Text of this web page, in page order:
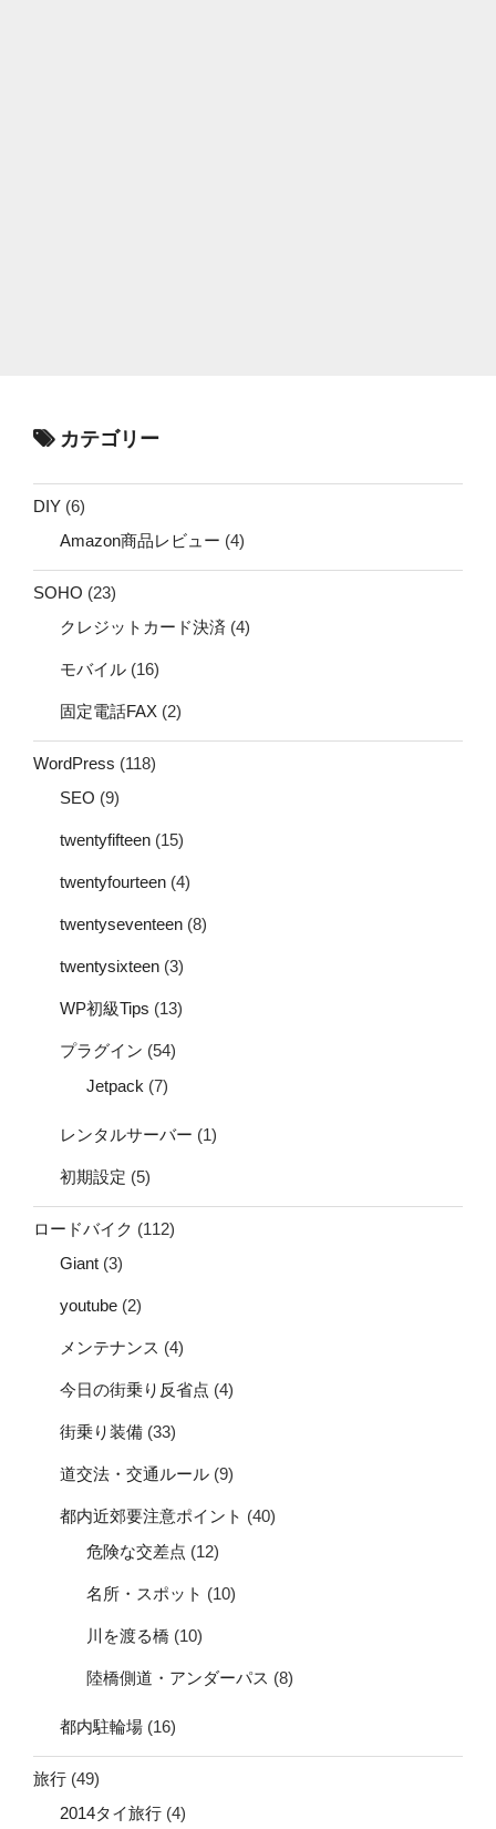
カテゴリー
DIY (6)
Amazon商品レビュー (4)
SOHO (23)
クレジットカード決済 (4)
モバイル (16)
固定電話FAX (2)
WordPress (118)
SEO (9)
twentyfifteen (15)
twentyfourteen (4)
twentyseventeen (8)
twentysixteen (3)
WP初級Tips (13)
プラグイン (54)
Jetpack (7)
レンタルサーバー (1)
初期設定 (5)
ロードバイク (112)
Giant (3)
youtube (2)
メンテナンス (4)
今日の街乗り反省点 (4)
街乗り装備 (33)
道交法・交通ルール (9)
都内近郊要注意ポイント (40)
危険な交差点 (12)
名所・スポット (10)
川を渡る橋 (10)
陸橋側道・アンダーパス (8)
都内駐輪場 (16)
旅行 (49)
2014タイ旅行 (4)